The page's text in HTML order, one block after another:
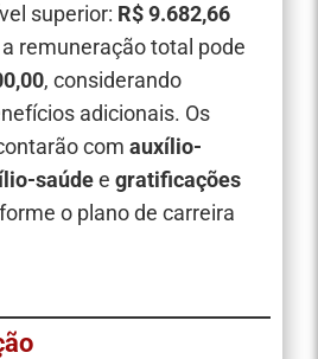
superior: R$ 9.682,66
remuneração total pode
, considerando
adicionais. Os
com auxílio-
saúdee gratificações
o plano de carreira